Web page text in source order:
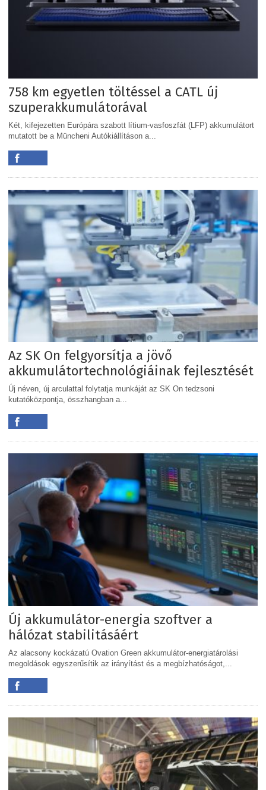
758 km egyetlen töltéssel a CATL új
szuperakkumulátorával
Két, kifejezetten Európára szabott lítium-vasfoszfát (LFP) akkumulátort
mutatott be a Müncheni Autókiállításon a...
Az SK On felgyorsítja a jövő
akkumulátortechnológiáinak fejlesztését
Új néven, új arculattal folytatja munkáját az SK On tedzsoni
kutatóközpontja, összhangban a...
Új akkumulátor-energia szoftver a
hálózat stabilitásáért
Az alacsony kockázatú Ovation Green akkumulátor-energiatárolási
megoldások egyszerűsítik az irányítást és a megbízhatóságot,...